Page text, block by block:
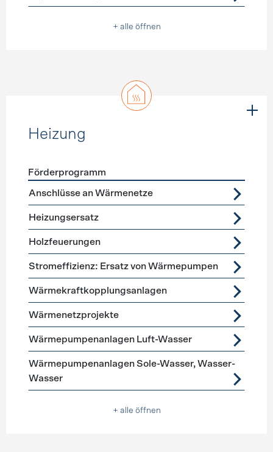
+ alle öffnen
Heizung
Förderprogramme
Förderprogramm
Anschlüsse an Wärmenetze
Heizungsersatz
Holzfeuerungen
Stromeffizienz: Ersatz von Wärmepumpen
Wärmekraftkopplungsanlagen
Wärmenetzprojekte
Wärmepumpenanlagen Luft-Wasser
Wärmepumpenanlagen Sole-Wasser, Wasser-
Wasser
+ alle öffnen